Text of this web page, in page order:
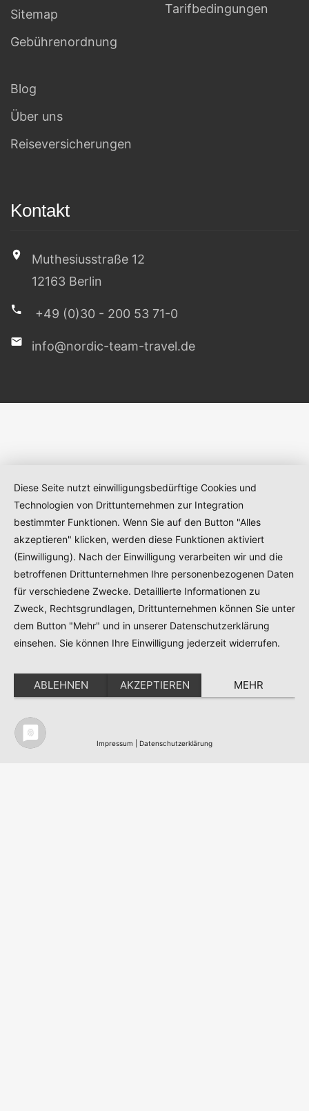
Sitemap
Gebührenordnung
Tarifbedingungen
Blog
Über uns
Reiseversicherungen
Kontakt
Muthesiusstraße 12
12163 Berlin
+49 (0)30 - 200 53 71-0
info@nordic-team-travel.de
Diese Seite nutzt einwilligungsbedürftige Cookies und
Technologien von Drittunternehmen zur Integration
bestimmter Funktionen. Wenn Sie auf den Button "Alles
akzeptieren" klicken, werden diese Funktionen aktiviert
(Einwilligung). Nach der Einwilligung verarbeiten wir und die
betroffenen Drittunternehmen Ihre personenbezogenen Daten
für verschiedene Zwecke. Detaillierte Informationen zu
Zweck, Rechtsgrundlagen, Drittunternehmen können Sie unter
dem Button "Mehr" und in unserer Datenschutzerklärung
einsehen. Sie können Ihre Einwilligung jederzeit widerrufen.
ABLEHNEN AKZEPTIEREN MEHR
Impressum Datenschutzerklärung